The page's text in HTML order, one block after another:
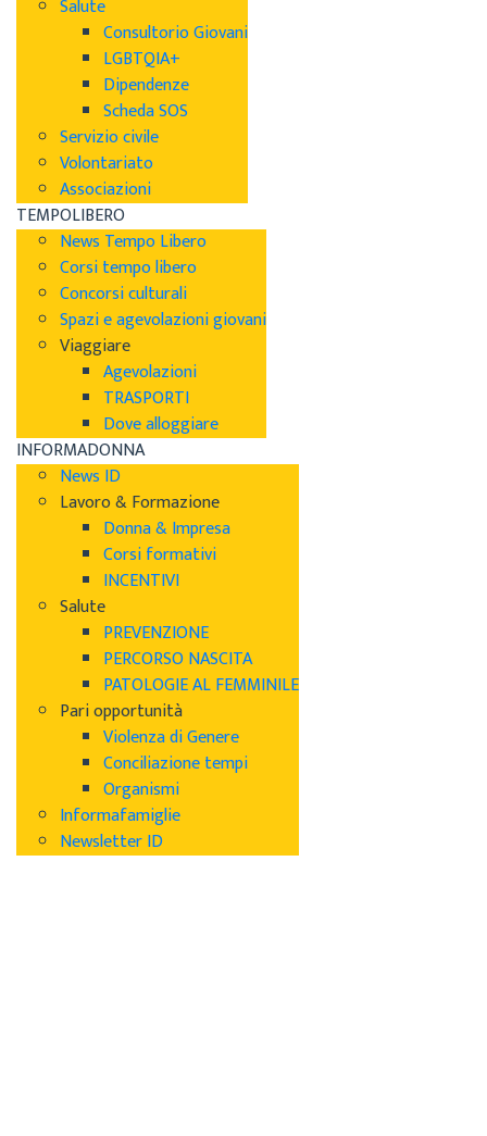
Salute
Consultorio Giovani
LGBTQIA+
Dipendenze
Scheda SOS
Servizio civile
Volontariato
Associazioni
TEMPOLIBERO
News Tempo Libero
Corsi tempo libero
Concorsi culturali
Spazi e agevolazioni giovani
Viaggiare
Agevolazioni
TRASPORTI
Dove alloggiare
INFORMADONNA
News ID
Lavoro & Formazione
Donna & Impresa
Corsi formativi
INCENTIVI
Salute
PREVENZIONE
PERCORSO NASCITA
PATOLOGIE AL FEMMINILE
Pari opportunità
Violenza di Genere
Conciliazione tempi
Organismi
Informafamiglie
Newsletter ID